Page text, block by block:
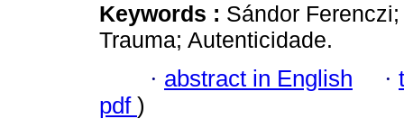
Keywords : Sándor
Trauma; Autenticidade.
· abstract in English ·
pdf )